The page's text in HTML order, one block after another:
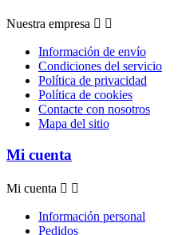
Nuestra empresa  
Información de envío
Condiciones del servicio
Política de privacidad
Política de cookies
Contacte con nosotros
Mapa del sitio
Mi cuenta
Mi cuenta  
Información personal
Pedidos